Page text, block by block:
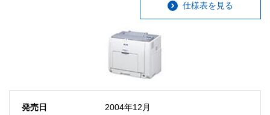
仕様表を見る
発売日 2004年12月